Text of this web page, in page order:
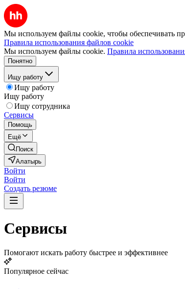
Мы используем файлы cookie, чтобы обеспечивать
Правила использования файлов cookie
Мы используем файлы cookie. Правила
Понятно
Ищу работу
Ищу работу
Ищу работу
Ищу сотрудника
Сервисы
Помощь
Ещё
Поиск
Алатырь
Войти
Войти
Создать резюме
Сервисы
Помогают искать работу быстрее и эффективнее
Популярное сейчас